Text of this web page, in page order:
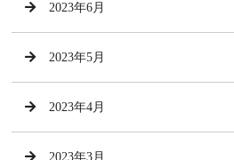
2023年6月
2023年5月
2023年4月
2023年3月